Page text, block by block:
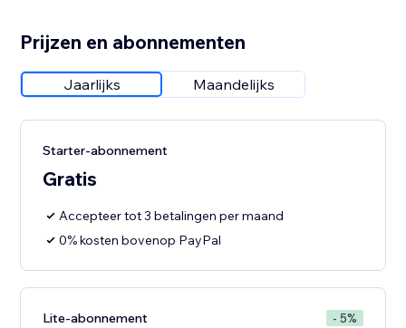
Prijzen en abonnementen
Jaarlijks Maandelijks
Starter-abonnement
Gratis
Accepteer tot 3 betalingen per maand
0% kosten bovenop PayPal
Lite-abonnement - 5%